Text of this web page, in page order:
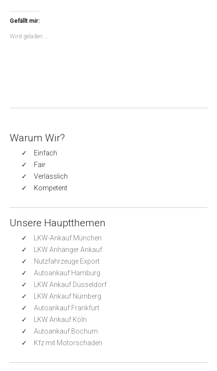
Gefällt mir:
Wird geladen …
Warum Wir?
Einfach
Fair
Verlässlich
Kompetent
Unsere Hauptthemen
LKW-Ankauf München
LKW Anhänger Ankauf
Nutzfahrzeuge Export
Autoankauf Hamburg
LKW Ankauf Düsseldorf
LKW Ankauf Nürnberg
Autoankauf Frankfurt
LKW Ankauf Köln
Autoankauf Bochum
Kfz mit Motorschaden